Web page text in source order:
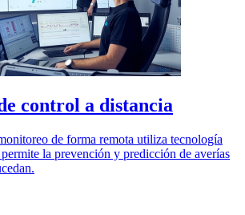
control a distancia
de forma remota utiliza tecnología
la prevención y predicción de averías